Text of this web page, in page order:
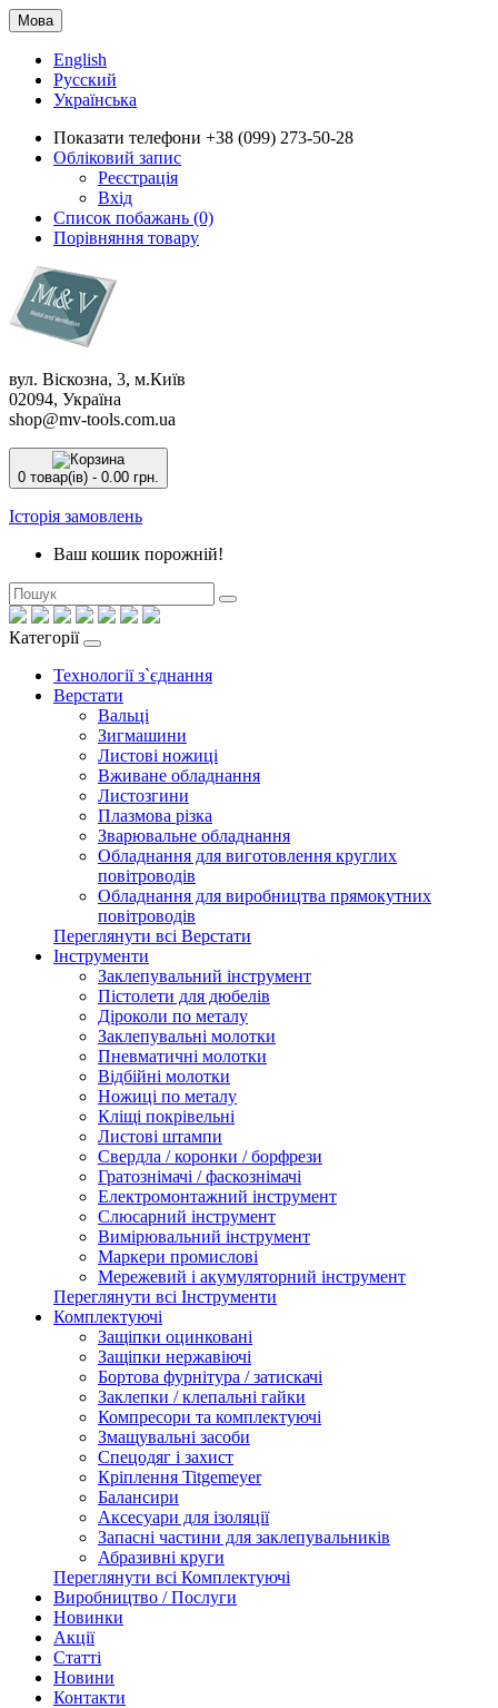
Мова
English
Русский
Українська
Показати телефони +38 (099) 273-50-28
Обліковий запис
Реєстрація
Вхід
Список побажань (0)
Порівняння товару
вул. Віскозна, 3, м.Київ
02094, Україна
shop@mv-tools.com.ua
0 товар(ів) - 0.00 грн.
Історія замовлень
Ваш кошик порожній!
Категорії
Технології з`єднання
Верстати
Вальці
Зигмашини
Листові ножиці
Вживане обладнання
Листозгини
Плазмова різка
Зварювальне обладнання
Обладнання для виготовлення круглих
повітроводів
Обладнання для виробництва прямокутних
повітроводів
Переглянути всі Верстати
Інструменти
Заклепувальний інструмент
Пістолети для дюбелів
Діроколи по металу
Заклепувальні молотки
Пневматичні молотки
Відбійні молотки
Ножиці по металу
Кліщі покрівельні
Листові штампи
Свердла / коронки / борфрези
Гратознімачі / фаскознімачі
Електромонтажний інструмент
Слюсарний інструмент
Вимірювальний інструмент
Маркери промислові
Мережевий і акумуляторний інструмент
Переглянути всі Інструменти
Комплектуючі
Защіпки оцинковані
Защіпки нержавіючі
Бортова фурнітура / затискачі
Заклепки / клепальні гайки
Компресори та комплектуючі
Змащувальні засоби
Спецодяг і захист
Кріплення Titgemeyer
Балансири
Аксесуари для ізоляції
Запасні частини для заклепувальників
Абразивні круги
Переглянути всі Комплектуючі
Виробництво / Послуги
Новинки
Акції
Статті
Новини
Контакти